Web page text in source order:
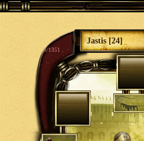
Jastis [24]
0/1351